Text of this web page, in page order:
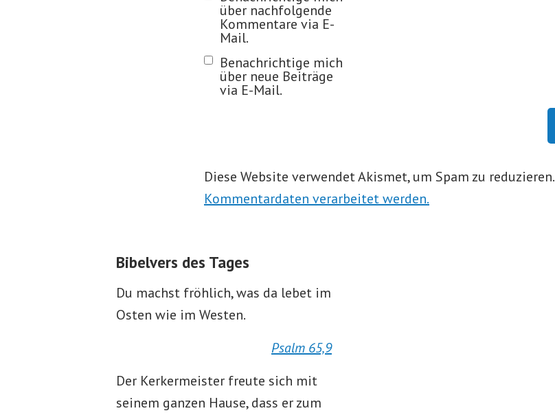
über nachfolgende
Kommentare via E-
Mail.
Benachrichtige mich
über neue Beiträge
via E-Mail.
Diese Website verwendet Akismet, um Spam zu reduzieren.
Kommentardaten verarbeitet werden.
Bibelvers des Tages
Du machst fröhlich, was da lebet im
Osten wie im Westen.
Psalm 65,9
Der Kerkermeister freute sich mit
seinem ganzen Hause, dass er zum